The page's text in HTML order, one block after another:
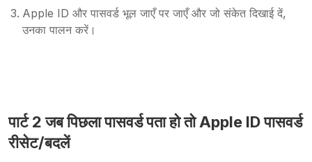
Apple ID और पासवर्ड भूल जाएँ पर जाएँ और जो संकेत दिखाई दें,
उनका पालन करें।
पार्ट 2 जब पिछला पासवर्ड पता हो तो Apple ID पासवर्ड
रीसेट/बदलें